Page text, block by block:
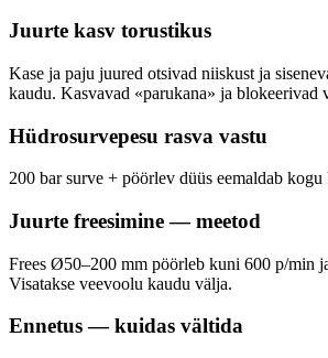
Juurte kasv torustikus
Kase ja paju juured otsivad niiskust ja
kaudu. Kasvavad «parukana» ja blokeerivad
Hüdrosurvepesu rasva vastu
200 bar surve + pöörlev düüs eemaldab
Juurte freesimine — meetod
Frees Ø50–200 mm pöörleb kuni 600 p/min
Visatakse veevoolu kaudu välja.
Ennetus — kuidas vältida